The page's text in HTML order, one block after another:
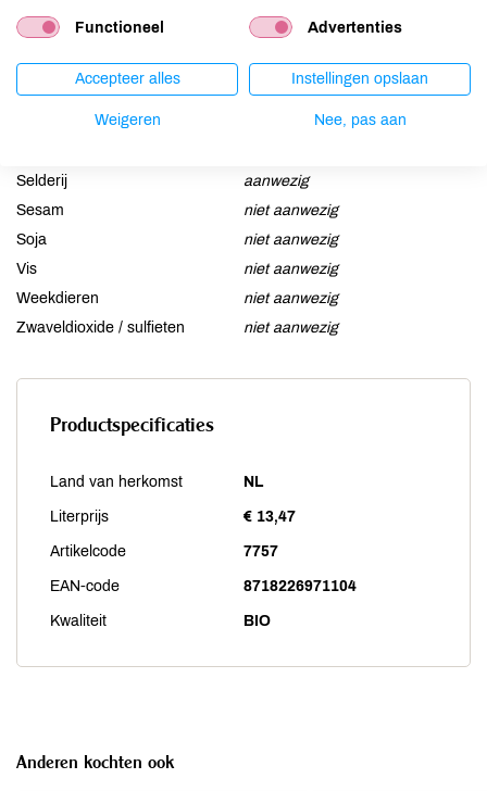
Lactose
niet aanwezig
Lupine
niet aanwezig
Mosterd
niet aanwezig
niet aanwezig
Selderij
aanwezig
Sesam
niet aanwezig
Soja
niet aanwezig
Vis
niet aanwezig
Weekdieren
niet aanwezig
Zwaveldioxide / sulfieten
niet aanwezig
Productspecificaties
Land van herkomst NL
Literprijs € 13,47
Artikelcode 7757
EAN-code 8718226971104
Kwaliteit BIO
Anderen kochten ook
Functioneel Advertenties
Accepteer alles Instellingen opslaan
Weigeren Nee, pas aan